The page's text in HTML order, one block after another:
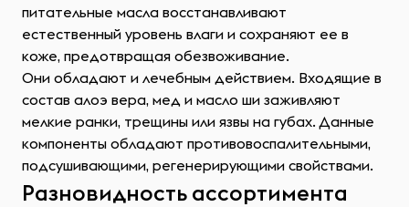
питательные масла восстанавливают
естественный уровень влаги и сохраняют ее в
коже, предотвращая обезвоживание.
Они обладают и лечебным действием. Входящие в
состав алоэ вера, мед и масло ши заживляют
мелкие ранки, трещины или язвы на губах. Данные
компоненты обладают противовоспалительными,
подсушивающими, регенерирующими свойствами.
Разновидность ассортимента